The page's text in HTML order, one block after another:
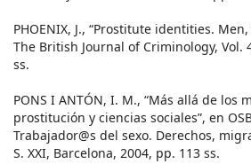
PHOENIX, J., “Prostitute identities.
The British Journal of Criminology, Vol.
ss.
PONS I ANTÓN, I. M., “Más allá de los
prostitución y ciencias sociales”, en
Trabajador@s del sexo. Derechos,
S. XXI, Barcelona, 2004, pp. 113 ss.